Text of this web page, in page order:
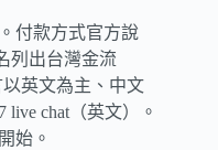
付款方式官方說
列出台灣金流
以英文為主、中文
chat（英文）。
始。